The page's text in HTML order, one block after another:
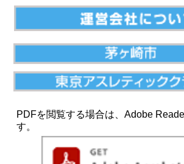
PDFを閲覧する場合は、Adobe
す。